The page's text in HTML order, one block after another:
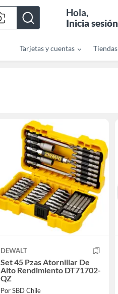
Hola,
Inicia sesión
Tarjetas y cuentas Tiendas
DEWALT
Set 45 Pzas Atornillar De
Alto Rendimiento DT71702-
QZ
Por SBD Chile